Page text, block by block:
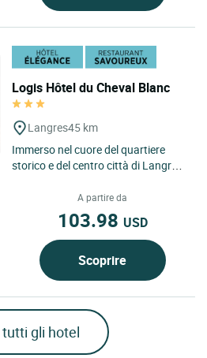
Logis Hôtel du Cheval Blanc
Langres45 km
Immerso nel cuore del quartiere
storico e del centro città di Langres,
Langres è un indirizzo...
A partire da
103.98 USD
Scoprire
gli hotel